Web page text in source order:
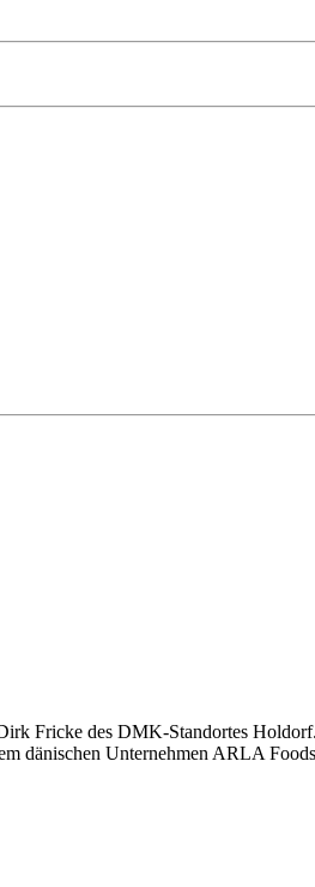
Fricke des DMK-Standortes
dänischen Unternehmen ARLA